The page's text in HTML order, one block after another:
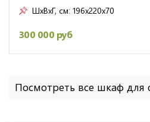
ШxВxГ, см: 196x220x70
300 000 руб
Посмотреть все шкаф